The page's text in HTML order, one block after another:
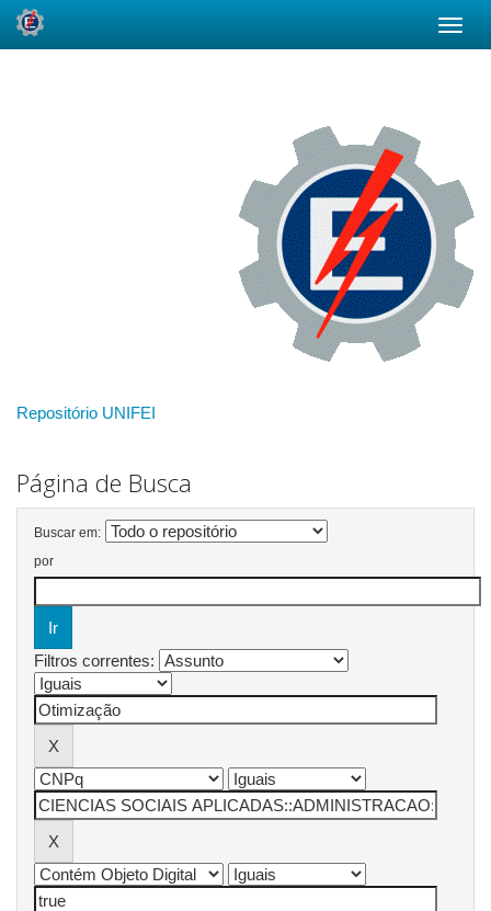
Repositório UNIFEI
Página de Busca
Buscar em:
por
Filtros correntes: